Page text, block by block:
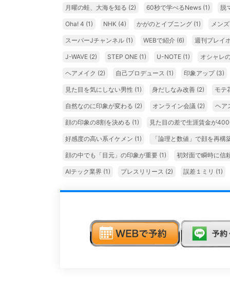
月曜の蛙、大海を知る (2) 60秒で学べるNews (1) 脱
Oha! 4 (1) NHK (4) かがのとイブニング (1) メン
スーパーJチャンネル (1) WEBで紹介 (6) 週刊プレイ
J-WAVE (2) STEP ONE (1) U-NOTE (1) オシャレ
ヘアメイク (2) 自己プロデュース (1) 印象アップ (3)
見た目を気にしない男性 (1) 身だしなみ改善 (2) モテ
自然なのに印象が変わる (2) オンライン会議 (2) ヘア
顔の印象の8割を決める (1) 見た目の差で生涯賃金が
好感度の高い系イケメン (1) 「論理と数値」で顔を再構
顔の中でも「目元」の印象が重要 (1) 初対面で瞬時に信
AIテック業界 (1) プレスリリース (2) 誤差１ミリ (1)